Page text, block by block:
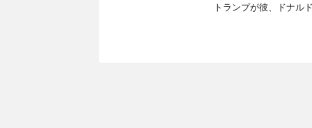
トランプが彼、ドナル